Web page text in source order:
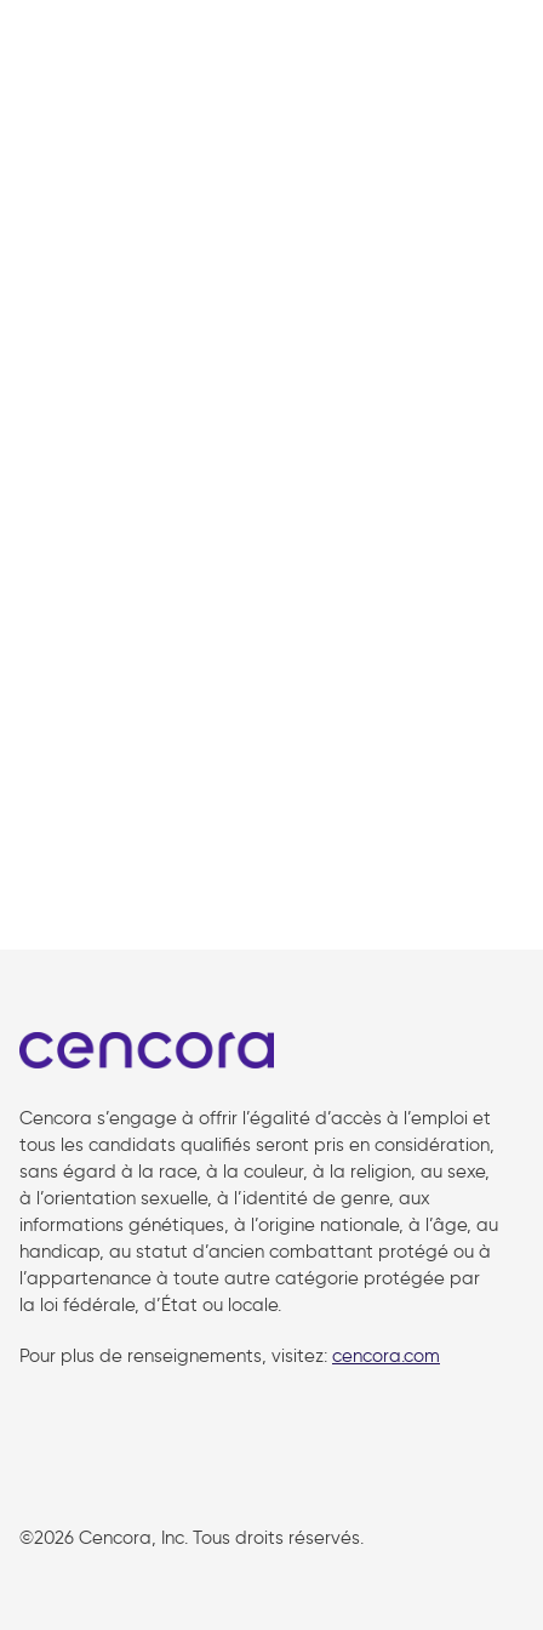
Cencora s’engage à offrir l’égalité d’accès à l’emploi et
tous les candidats qualifiés seront pris en considération,
sans égard à la race, à la couleur, à la religion, au sexe,
à l’orientation sexuelle, à l’identité de genre, aux
informations génétiques, à l’origine nationale, à l’âge, au
handicap, au statut d’ancien combattant protégé ou à
l’appartenance à toute autre catégorie protégée par
la loi fédérale, d’État ou locale.
Pour plus de renseignements, visitez: cencora.com
©2026 Cencora, Inc. Tous droits réservés.